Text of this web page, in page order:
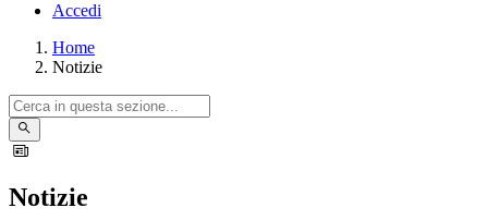
Accedi
Home
Notizie
Notizie